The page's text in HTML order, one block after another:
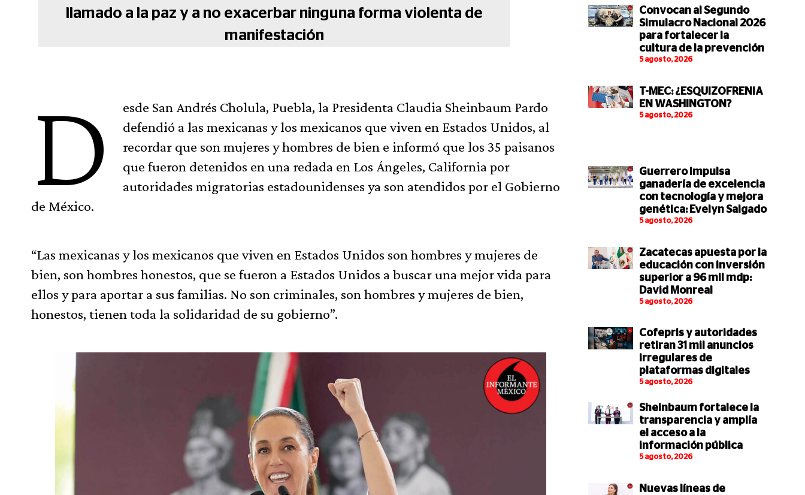
llamado a la paz y a no exacerbar ninguna forma violenta de
manifestación
D
esde San Andrés Cholula, Puebla, la Presidenta Claudia Sheinbaum Pardo
defendió a las mexicanas y los mexicanos que viven en Estados Unidos, al
recordar que son mujeres y hombres de bien e informó que los 35 paisanos
que fueron detenidos en una redada en Los Ángeles, California por
autoridades migratorias estadounidenses ya son atendidos por el Gobierno
de México.
“Las mexicanas y los mexicanos que viven en Estados Unidos son hombres y mujeres de
bien, son hombres honestos, que se fueron a Estados Unidos a buscar una mejor vida para
ellos y para aportar a sus familias. No son criminales, son hombres y mujeres de bien,
honestos, tienen toda la solidaridad de su gobierno”.
Convocan al Segundo
Simulacro Nacional 2026
para fortalecer la
cultura de la prevención
5 agosto, 2026
T-MEC: ¿ESQUIZOFRENIA
EN WASHINGTON?
5 agosto, 2026
Guerrero impulsa
ganadería de excelencia
con tecnología y mejora
genética: Evelyn Salgado
5 agosto, 2026
Zacatecas apuesta por la
educación con inversión
superior a 96 mil mdp:
David Monreal
5 agosto, 2026
Cofepris y autoridades
retiran 31 mil anuncios
irregulares de
plataformas digitales
5 agosto, 2026
Sheinbaum fortalece la
transparencia y amplía
el acceso a la
información pública
5 agosto, 2026
Nuevas líneas de